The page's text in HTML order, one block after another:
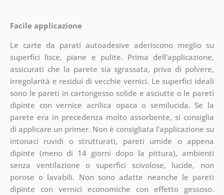
Facile applicazione
Le carte da parati autoadesive aderiscono meglio su
superfici lisce, piane e pulite. Prima dell’applicazione,
assicurati che la parete sia sgrassata, priva di polvere,
irregolarità e residui di vecchie vernici. Le superfici ideali
sono le pareti in cartongesso solide e asciutte o le pareti
dipinte con vernice acrilica opaca o semilucida. Se la
parete era in precedenza molto assorbente, si consiglia
di applicare un primer. Non è consigliata l’applicazione su
intonaci ruvidi o strutturati, pareti umide o appena
dipinte (meno di 14 giorni dopo la pittura), ambienti
senza ventilazione o superfici scivolose, lucide, non
porose o lavabili. Non sono adatte neanche le pareti
dipinte con vernici economiche con effetto gessoso.